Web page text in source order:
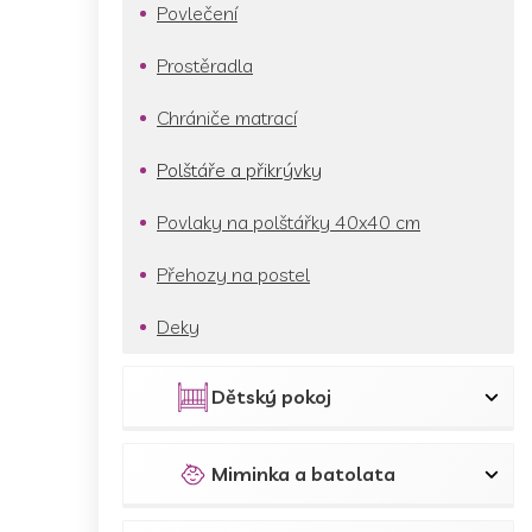
Povlečení
Prostěradla
Chrániče matrací
Polštáře a přikrývky
Povlaky na polštářky 40x40 cm
Přehozy na postel
Deky
Dětský pokoj
Miminka a batolata